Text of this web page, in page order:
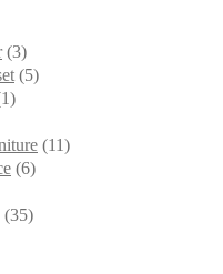
(3)
(5)
(11)
(6)
(35)